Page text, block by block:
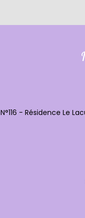
N°116 - Résidence Le